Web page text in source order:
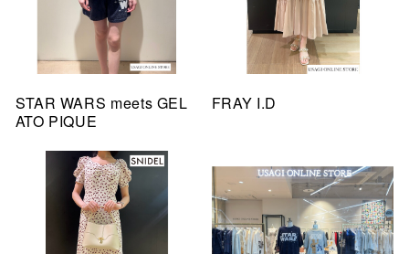
STAR WARS meets GEL
ATO PIQUE
FRAY I.D